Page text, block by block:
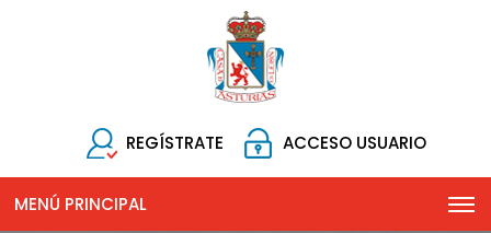
REGÍSTRATE ACCESO USUARIO
MENÚ PRINCIPAL